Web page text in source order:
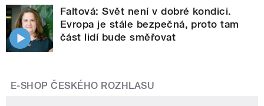
Faltová: Svět není v dobré kondici.
Evropa je stále bezpečná, proto tam
část lidí bude směřovat
E-SHOP ČESKÉHO ROZHLASU